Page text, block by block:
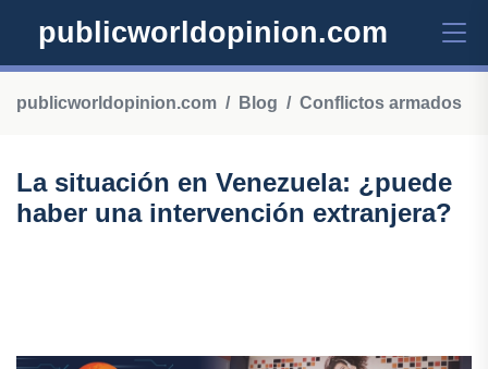
publicworldopinion.com
publicworldopinion.com Blog Conflictos armados
La situación en Venezuela: ¿puede
haber una intervención extranjera?